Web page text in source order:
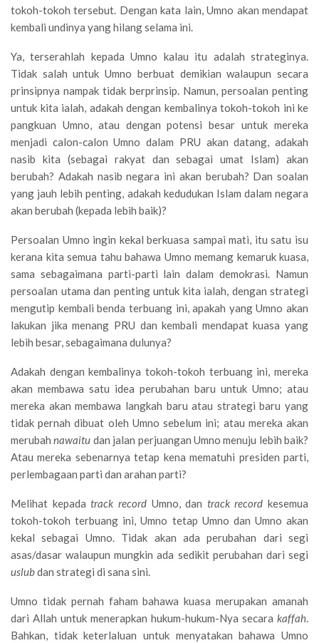
tokoh-tokoh tersebut. Dengan kata lain, Umno akan mendapat
kembali undinya yang hilang selama ini.
Ya, terserahlah kepada Umno kalau itu adalah strateginya.
Tidak salah untuk Umno berbuat demikian walaupun secara
prinsipnya nampak tidak berprinsip. Namun, persoalan penting
untuk kita ialah, adakah dengan kembalinya tokoh-tokoh ini ke
pangkuan Umno, atau dengan potensi besar untuk mereka
menjadi calon-calon Umno dalam PRU akan datang, adakah
nasib kita (sebagai rakyat dan sebagai umat Islam) akan
berubah? Adakah nasib negara ini akan berubah? Dan soalan
yang jauh lebih penting, adakah kedudukan Islam dalam negara
akan berubah (kepada lebih baik)?
Persoalan Umno ingin kekal berkuasa sampai mati, itu satu isu
kerana kita semua tahu bahawa Umno memang kemaruk kuasa,
sama sebagaimana parti-parti lain dalam demokrasi. Namun
persoalan utama dan penting untuk kita ialah, dengan strategi
mengutip kembali benda terbuang ini, apakah yang Umno akan
lakukan jika menang PRU dan kembali mendapat kuasa yang
lebih besar, sebagaimana dulunya?
Adakah dengan kembalinya tokoh-tokoh terbuang ini, mereka
akan membawa satu idea perubahan baru untuk Umno; atau
mereka akan membawa langkah baru atau strategi baru yang
tidak pernah dibuat oleh Umno sebelum ini; atau mereka akan
merubahnawaitu dan jalan perjuangan Umno menuju lebih baik?
Atau mereka sebenarnya tetap kena mematuhi presiden parti,
perlembagaan parti dan arahan parti?
Melihat kepadatrack recordUmno, dan track record kesemua
tokoh-tokoh terbuang ini, Umno tetap Umno dan Umno akan
kekal sebagai Umno. Tidak akan ada perubahan dari segi
asas/dasar walaupun mungkin ada sedikit perubahan dari segi
uslubdan strategi di sana sini.
Umno tidak pernah faham bahawa kuasa merupakan amanah
dari Allah untuk menerapkan hukum-hukum-Nya secara kaffah.
Bahkan, tidak keterlaluan untuk menyatakan bahawa Umno